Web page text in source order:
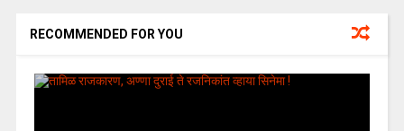
RECOMMENDED FOR YOU